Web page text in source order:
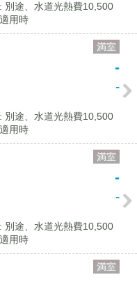
別途、水道光熱費10,500
用時
満室
-
-
別途、水道光熱費10,500
用時
満室
-
-
別途、水道光熱費10,500
用時
満室